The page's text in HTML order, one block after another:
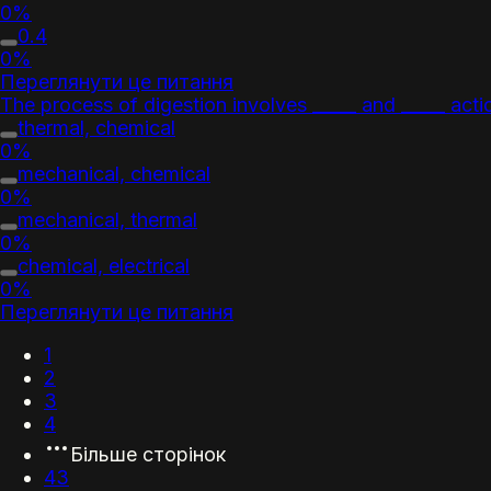
0%
0.4
0%
Переглянути це питання
The process of digestion involves _____ and _____
thermal, chemical
0%
mechanical, chemical
0%
mechanical, thermal
0%
chemical, electrical
0%
Переглянути це питання
1
2
3
4
Більше сторінок
43